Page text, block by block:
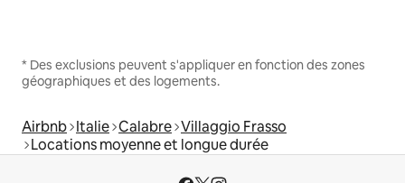
* Des exclusions peuvent s'appliquer en fonction des zones
géographiques et des logements.
Airbnb Italie Calabre Villaggio Frasso
Locations moyenne et longue durée